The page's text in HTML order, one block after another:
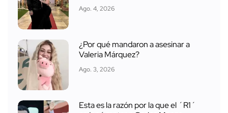
Ago. 4, 2026
¿Por qué mandaron a asesinar a
Valeria Márquez?
Ago. 3, 2026
Esta es la razón por la que el ´R1´